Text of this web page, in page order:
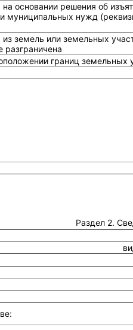
основании решения об
муниципальных нужд
земель или земельных
разграничена
границ земельных
Раздел 2.